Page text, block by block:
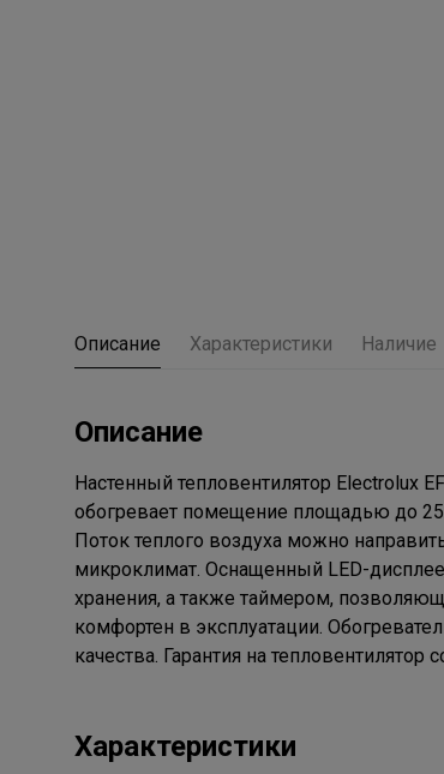
Описание Характеристики Наличие
Описание
Настенный тепловентилятор Electrolux
обогревает помещение площадью до
Поток теплого воздуха можно
микроклимат. Оснащенный LED-
хранения, а также таймером,
комфортен в эксплуатации.
качества. Гарантия на тепловентилятор
Характеристики